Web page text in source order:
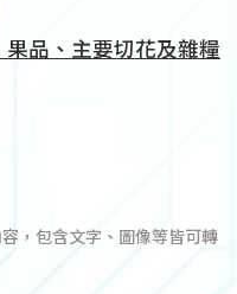
品、主要切花及雜糧
，包含文字、圖像等皆可轉